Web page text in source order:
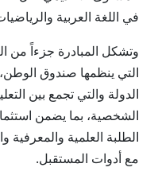
في اللغة العربية
وتشكل المبادرة جزءاً من
الدولة والتي تجمع بين
الشخصية، بما يضمن
الطلبة العلمية والمعرفية
مع أدوات المستقبل.